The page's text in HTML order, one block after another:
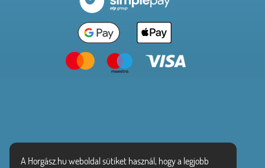
A Horgász.hu weboldal sütiket használ, hogy a legjobb